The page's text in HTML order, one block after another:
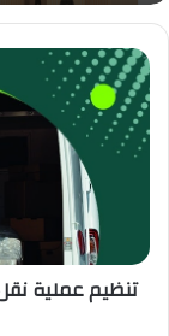
تنظيم عملية